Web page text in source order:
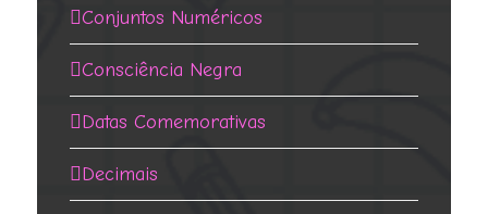
Conjuntos Numéricos
Consciência Negra
Datas Comemorativas
Decimais